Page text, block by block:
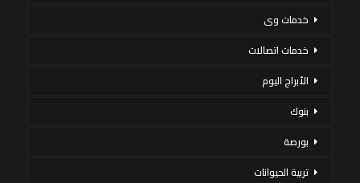
خدمات وى
خدمات اتصالات
الأبراج اليوم
بنوك
بورصة
تربية الحيوانات